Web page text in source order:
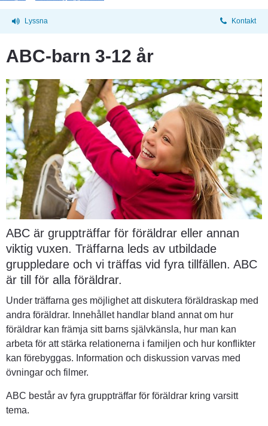
Lyssna Kontakt
ABC-barn 3-12 år
ABC är gruppträffar för föräldrar eller annan
viktig vuxen. Träffarna leds av utbildade
gruppledare och vi träffas vid fyra tillfällen. ABC
är till för alla föräldrar.
Under träffarna ges möjlighet att diskutera föräldraskap med
andra föräldrar. Innehållet handlar bland annat om hur
föräldrar kan främja sitt barns självkänsla, hur man kan
arbeta för att stärka relationerna i familjen och hur konflikter
kan förebyggas. Information och diskussion varvas med
övningar och filmer.
ABC består av fyra gruppträffar för föräldrar kring varsitt
tema.